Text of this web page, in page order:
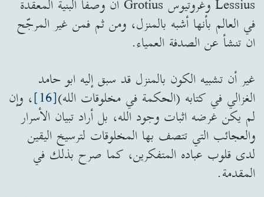
Lessius وغروتيوس Grotius أن وصفا البنية المعقدة
في العالم بأنها أشبه بالمنزل، ومن ثم فمن غير المرجّح
ان تنشأ عن الصدفة العمياء.
غير أن تشبيه الكون بالمنزل قد سبق إليه ابو حامد
الغزالي في كتابه (الحكمة في مخلوقات الله)[16]
، وإن
لم يكن غرضه اثبات وجود الله، بل أراد تبيان الأسرار
والعجائب التي تتصف بها المخلوقات لترسيخ اليقين
لدى قلوب عباده المتفكرين، كما صرح بذلك في
المقدمة.